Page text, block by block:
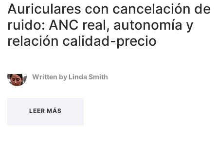
Auriculares con cancelación de
ruido: ANC real, autonomía y
relación calidad-precio
Written by Linda Smith
LEER MÁS